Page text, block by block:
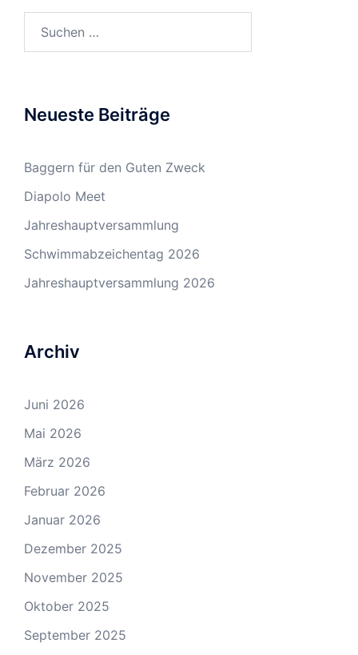
Neueste Beiträge
Baggern für den Guten Zweck
Diapolo Meet
Jahreshauptversammlung
Schwimmabzeichentag 2026
Jahreshauptversammlung 2026
Archiv
Juni 2026
Mai 2026
März 2026
Februar 2026
Januar 2026
Dezember 2025
November 2025
Oktober 2025
September 2025